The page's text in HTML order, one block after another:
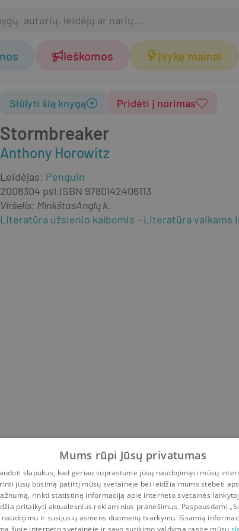
Ieškomos Įvykę mainai
Stormbreaker
Anthony Horowitz
Siūlyti šią knygą Pridėti į norimas
Leidėjas: Penguin
2006304 psl.ISBN 9780142406113
Viršelis: MinkštasAnglų k.
Literatūra užsienio kalbomis
Literatūra vaikams
Mums rūpi Jūsų privatumas
slapukus, kad geriau suprastume jūsų naudojimąsi mūsų
jūsų būsimą patirtį mūsų svetainėje bei leidžia mums stebėti
rinkti statistinę informaciją apie interneto svetainės
pritaikyti aktualesnius reklaminius pranešimus. Paspausdami
ir susijusių asmens duomenų tvarkymu. Išsamią
šioje interneto svetainėje ir savo sutikimo valdymą rasite mūsų